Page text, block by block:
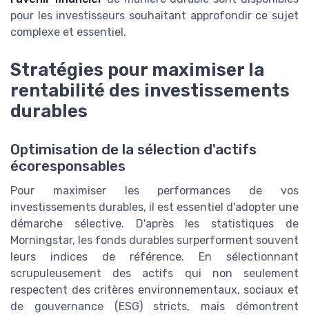
pour les investisseurs souhaitant approfondir ce sujet
complexe et essentiel.
Stratégies pour maximiser la
rentabilité des investissements
durables
Optimisation de la sélection d'actifs
écoresponsables
Pour maximiser les performances de vos
investissements durables, il est essentiel d'adopter une
démarche sélective. D'après les statistiques de
Morningstar, les fonds durables surperforment souvent
leurs indices de référence. En sélectionnant
scrupuleusement des actifs qui non seulement
respectent des critères environnementaux, sociaux et
de gouvernance (ESG) stricts, mais démontrent